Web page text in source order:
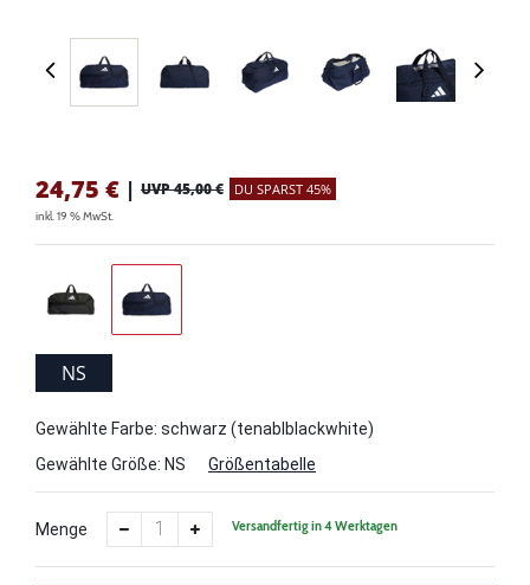
24,75 € | UVP 45,00 € DU SPARST 45%
inkl. 19 % MwSt.
NS
Gewählte Farbe: schwarz (tenablblackwhite)
Gewählte Größe: NS Größentabelle
Menge Versandfertig in 4 Werktagen